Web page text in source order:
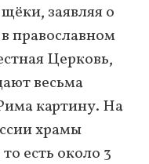
заявляя о
православном
Церковь,
весьма
картину. На
храмы
есть около 3